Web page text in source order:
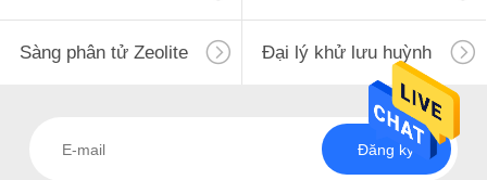
Sàng phân tử Zeolite Đại lý khử lưu huỳnh
Đăng ký